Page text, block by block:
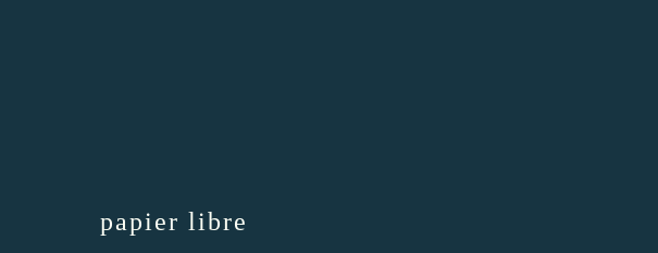
papier libre